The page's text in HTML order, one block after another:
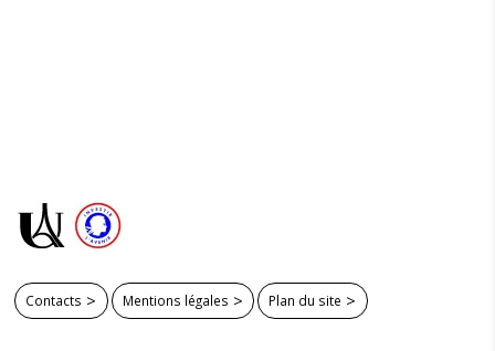
Contacts Mentions légales Plan du site